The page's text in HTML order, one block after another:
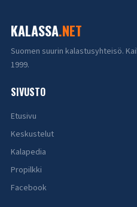
KALASSA.NET
Suomen suurin kalastusyhteisö.
1999.
SIVUSTO
Etusivu
Keskustelut
Kalapedia
Propilkki
Facebook